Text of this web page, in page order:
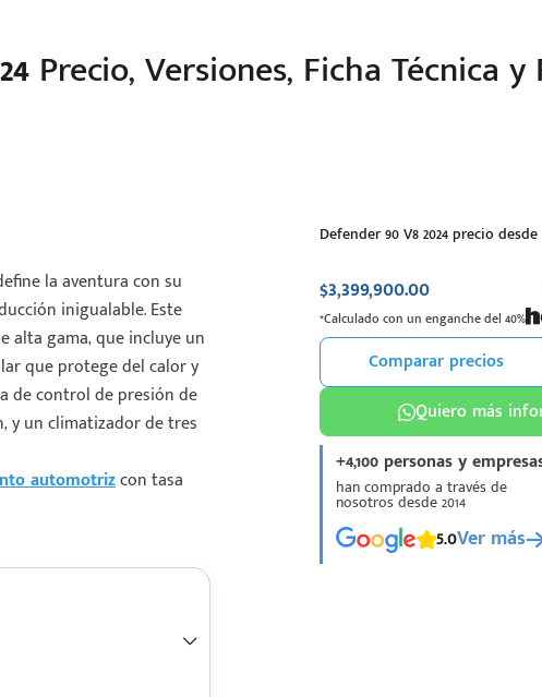
Precio, Versiones, Ficha Técnica
la aventura con su
inigualable. Este
alta gama, que incluye un
que protege del calor y
de control de presión de
y un climatizador de tres
automotrizcon tasa
Defender 90 V8 2024 precio desde
$3,399,900.00
*Calculado con un enganche del 40%
Comparar precios
Quiero más
+4,100 personas y
han comprado a través de
nosotros desde 2014
5.0Ver más